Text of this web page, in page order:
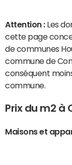
Attention : Les
cette page
de communes
commune de
conséquent
commune.
Prix du m2 à
Maisons et